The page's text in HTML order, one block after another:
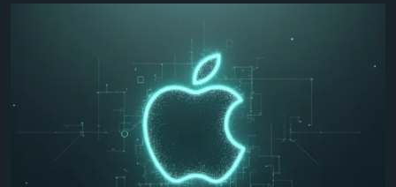
ç
a